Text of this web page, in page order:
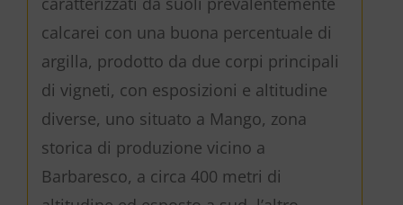
calcarei con una buona percentuale di
argilla, prodotto da due corpi principali
di vigneti, con esposizioni e altitudine
diverse, uno situato a Mango, zona
storica di produzione vicino a
Barbaresco, a circa 400 metri di